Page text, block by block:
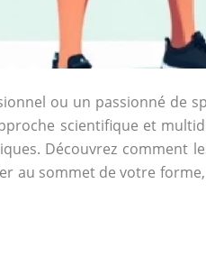
ou un passionné de
scientifique et
Découvrez comment
au sommet de votre